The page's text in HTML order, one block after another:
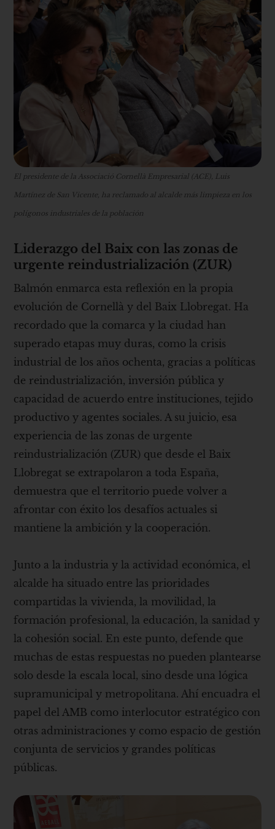
El presidente de la Associació Cornellà Empresarial (ACE), Luis
Martínez de San Vicente, ha reclamado al alcalde más limpieza en los
polígonos industriales de la población
Liderazgo del Baix con las zonas de
urgente reindustrialización (ZUR)
Balmón enmarca esta reflexión en la propia
evolución de Cornellà y del Baix Llobregat. Ha
recordado que la comarca y la ciudad han
superado etapas muy duras, como la crisis
industrial de los años ochenta, gracias a políticas
de reindustrialización, inversión pública y
capacidad de acuerdo entre instituciones, tejido
productivo y agentes sociales. A su juicio, esa
experiencia de las zonas de urgente
reindustrialización (ZUR) que desde el Baix
Llobregat se extrapolaron a toda España,
demuestra que el territorio puede volver a
afrontar con éxito los desafíos actuales si
mantiene la ambición y la cooperación.
Junto a la industria y la actividad económica, el
alcalde ha situado entre las prioridades
compartidas la vivienda, la movilidad, la
formación profesional, la educación, la sanidad y
la cohesión social. En este punto, defende que
muchas de estas respuestas no pueden plantearse
solo desde la escala local, sino desde una lógica
supramunicipal y metropolitana. Ahí encuadra el
papel del AMB como interlocutor estratégico con
otras administraciones y como espacio de gestión
conjunta de servicios y grandes políticas
públicas.